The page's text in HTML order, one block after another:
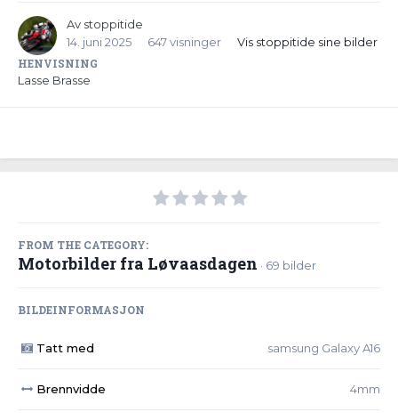
Av stoppitide
14. juni 2025
647 visninger
Vis stoppitide sine bilder
HENVISNING
Lasse Brasse
FROM THE CATEGORY:
Motorbilder fra Løvaasdagen · 69 bilder
BILDEINFORMASJON
Tatt med samsung Galaxy A16
Brennvidde 4mm